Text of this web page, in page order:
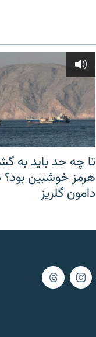
تا چه حد باید به
هرمز خوشبین بود؟
دامون گلریز